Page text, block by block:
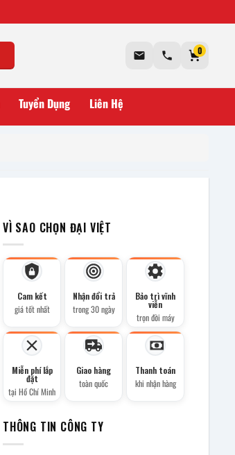
0
Tuyển Dụng Liên Hệ
VÌ SAO CHỌN ĐẠI VIỆT
Cam kết
giá tốt nhất
Nhận đổi trả
trong 30 ngày
Bảo trì vĩnh
viễn
trọn đời máy
Miễn phí lắp
đặt
tại Hồ Chí Minh
Giao hàng
toàn quốc
Thanh toán
khi nhận hàng
THÔNG TIN CÔNG TY